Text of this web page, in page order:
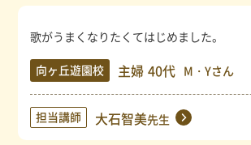
歌がうまくなりたくてはじめました。
向ヶ丘遊園校 主婦 40代 M・Yさん
担当講師 大石智美先生